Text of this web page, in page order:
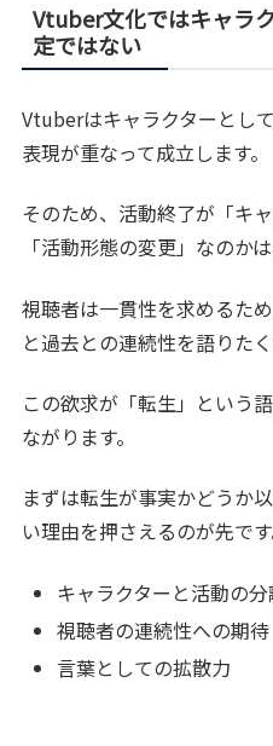
Vtuber文化ではキャラ
定ではない
Vtuberはキャラクターとし
表現が重なって成立します。
そのため、活動終了が「キ
「活動形態の変更」なのか
視聴者は一貫性を求めるた
と過去との連続性を語りたく
この欲求が「転生」という
ながります。
まずは転生が事実かどうか
い理由を押さえるのが先です
キャラクターと活動の分
視聴者の連続性への期待
言葉としての拡散力